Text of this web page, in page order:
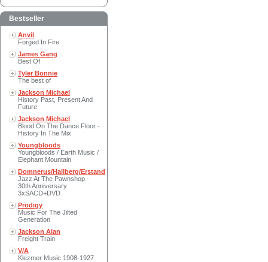
Bestseller
Anvil
Forged In Fire
James Gang
Best Of
Tyler Bonnie
The best of
Jackson Michael
History Past, Present And
Future
Jackson Michael
Blood On The Dance Floor -
History In The Mix
Youngbloods
Youngbloods / Earth Music /
Elephant Mountain
Domnerus/Hallberg/Erstand
Jazz At The Pawnshop -
30th Anniversary
3xSACD+DVD
Prodigy
Music For The Jilted
Generation
Jackson Alan
Freight Train
V/A
Klezmer Music 1908-1927